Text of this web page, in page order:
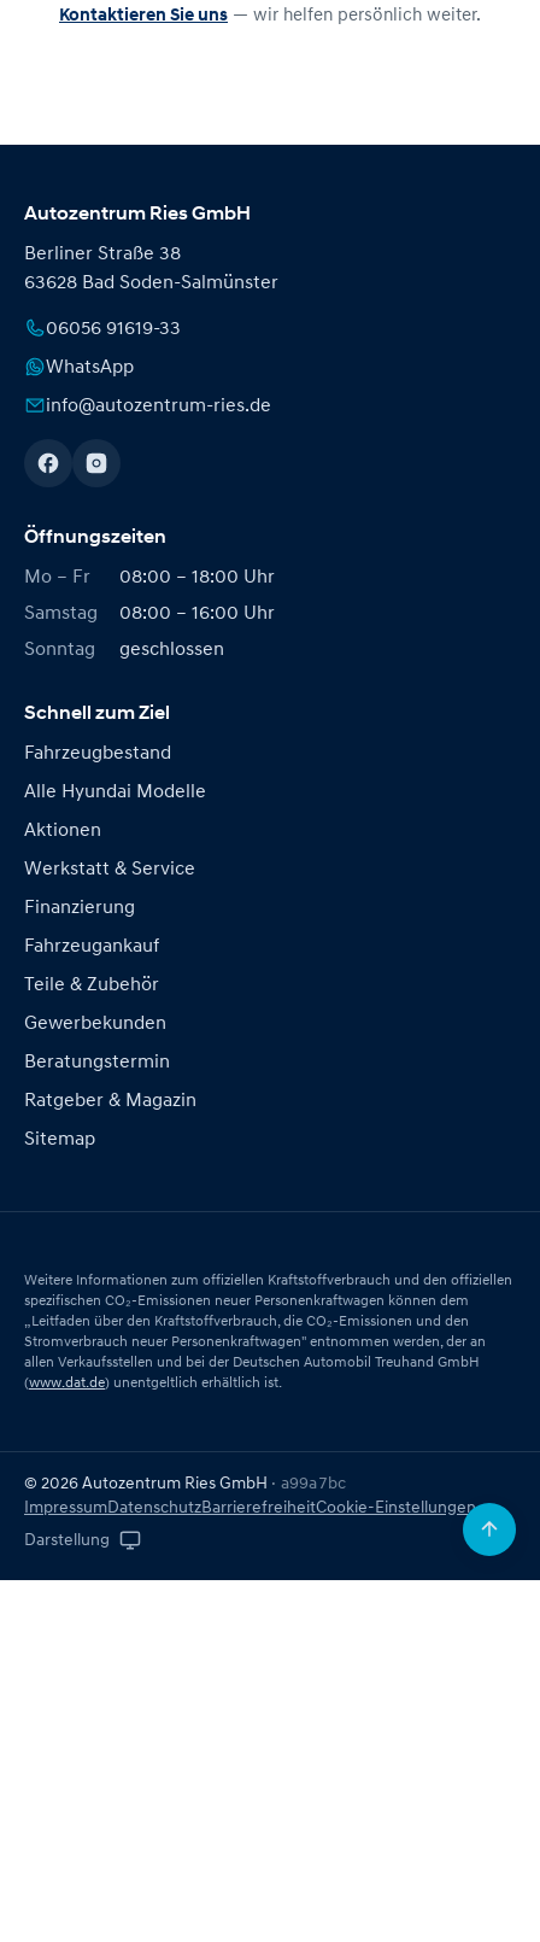
Kontaktieren Sie uns — wir helfen persönlich weiter.
Autozentrum Ries GmbH
Berliner Straße 38
63628 Bad Soden-Salmünster
06056 91619-33
WhatsApp
info@autozentrum-ries.de
Öffnungszeiten
Mo – Fr
08:00 – 18:00 Uhr
Samstag
08:00 – 16:00 Uhr
Sonntag
geschlossen
Schnell zum Ziel
Fahrzeugbestand
Alle Hyundai Modelle
Aktionen
Werkstatt & Service
Finanzierung
Fahrzeugankauf
Teile & Zubehör
Gewerbekunden
Beratungstermin
Ratgeber & Magazin
Sitemap
Weitere Informationen zum offiziellen Kraftstoffverbrauch und den offiziellen
spezifischen CO₂-Emissionen neuer Personenkraftwagen können dem
„Leitfaden über den Kraftstoffverbrauch, die CO₂-Emissionen und den
Stromverbrauch neuer Personenkraftwagen" entnommen werden, der an
allen Verkaufsstellen und bei der Deutschen Automobil Treuhand GmbH
(www.dat.de) unentgeltlich erhältlich ist.
© 2026 Autozentrum Ries GmbH · a99a7bc
ImpressumDatenschutzBarrierefreiheitCookie-Einstellungen
Darstellung